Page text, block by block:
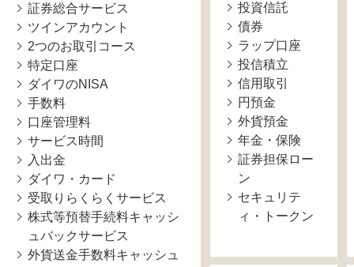
証券総合サービス
ツインアカウント
2つのお取引コース
特定口座
ダイワのNISA
手数料
口座管理料
サービス時間
入出金
ダイワ・カード
受取りらくらくサービス
株式等預替手続料キャッシ
ュバックサービス
外貨送金手数料キャッシュ
投資信託
債券
ラップ口座
投信積立
信用取引
円預金
外貨預金
年金・保険
証券担保ロー
ン
セキュリテ
ィ・トークン